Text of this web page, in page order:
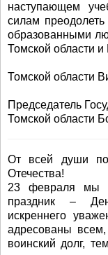
наступающем
силам
образованными
Томской области и
Томской области
Председатель
Томской области
От всей души
Отечества!
23 февраля мы с
праздник –
искреннего
адресованы
воинский долг,